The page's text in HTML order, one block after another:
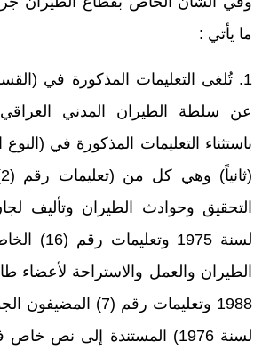
المرحلة
الجامعات
اخبار
العالي
استمارة
نتائج
الطقس
ما يأتي :
1. تُلغى التعليمات المذكورة في
باستثناء التعليمات المذكورة في
التحقيق وحوادث الطيران وتأليف
لسنة 1975
الطيران والعمل والاستراحة لأعضاء
1988 وتعليمات رقم (7)
لسنة 1976) المستندة إلى نص